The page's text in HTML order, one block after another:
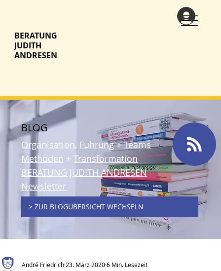
BERATUNG
JUDITH
ANDRESEN
BLOG
Organisation, Führung+Teams
Methoden +Transformation
BERATUNG JUDITH ANDRESEN
Newsletter
> ZUR BLOGÜBERSICHT WECHSELN
André Friedrich 23. März 20206 Min. Lesezeit